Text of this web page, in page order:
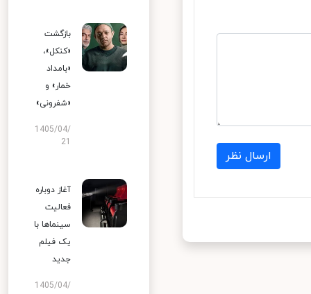
ارسال نظر
بازگشت
«کنکل»،
«بامداد
خمار» و
«شفرونی»
1405/04/
آغاز دوباره
فعالیت
سینماها با
یک فیلم
جدید
1405/04/